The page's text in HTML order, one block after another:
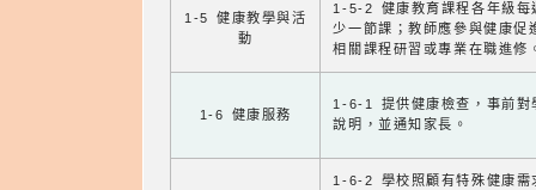
1-5 健康教學與活
動
1-5-2 健康教育課程各年級每
少一節課；教師應參與健康促
相關課程研習或專業在職進修
1-6 健康服務
1-6-1 提供健康檢查，事前對
說明，並通知家長。
1-6-2 學校照顧有特殊健康需